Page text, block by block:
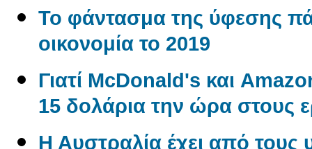
Το φάντασμα της ύφεσης
οικονομία το 2019
Γιατί McDonald's και
15 δολάρια την ώρα στους
Η Αυστραλία έχει από τους